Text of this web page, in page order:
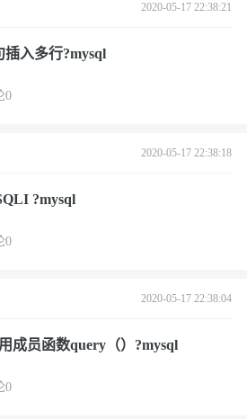
2020-05-17 22:38:21
入多行?mysql
0
2020-05-17 22:38:18
?mysql
0
2020-05-17 22:38:04
成员函数query（）?mysql
0